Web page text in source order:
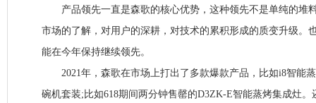
产品领先一直是森歌的核心优势，这种领先不是单纯的堆
市场的了解，对用户的深耕，对技术的累积形成的质变升级。
能在今年保持继续领先。
2021年，森歌在市场上打出了多款爆款产品，比如i8智能
碗机套装;比如618期间两分钟售罄的D3ZK-E智能蒸烤集成灶